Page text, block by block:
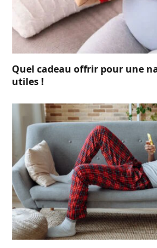
Quel cadeau offrir pour une
utiles !